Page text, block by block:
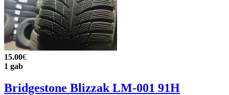
15.00€
1 gab
Bridgestone Blizzak LM-001 91H